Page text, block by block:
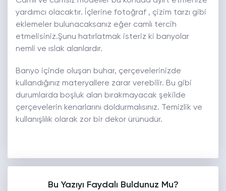
yardımcı olacaktır. İçlerine fotoğraf , çizim tarzı gibi
eklemeler bulunacaksanız eğer camlı tercih
etmelisiniz.Şunu hatırlatmak isteriz ki banyolar
nemli ve ıslak alanlardır.
Banyo içinde oluşan buhar, çerçevelerinizde
kullandığınız materyallere zarar verebilir. Bu gibi
durumlarda boşluk alan bırakmayacak şekilde
çerçevelerin kenarlarını doldurmalısınız. Temizlik ve
kullanışlılık olarak zor bir dekor ürünüdür.
Bu Yazıyı Faydalı Buldunuz Mu?